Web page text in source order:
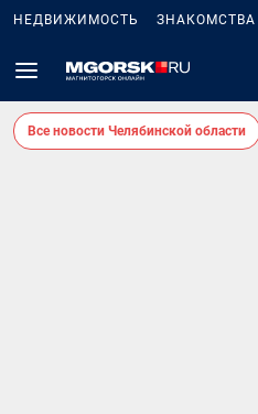
НЕДВИЖИМОСТЬ ЗНАКОМСТВА
Все новости Челябинской области